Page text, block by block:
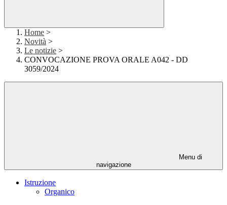
Home >
Novità >
Le notizie >
CONVOCAZIONE PROVA ORALE A042 - DD
3059/2024
Menu di
navigazione
Istruzione
Organico